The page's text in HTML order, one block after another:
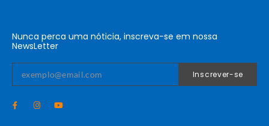
Nunca perca uma nóticia, inscreva-se em nossa
NewsLetter
Inscrever-se